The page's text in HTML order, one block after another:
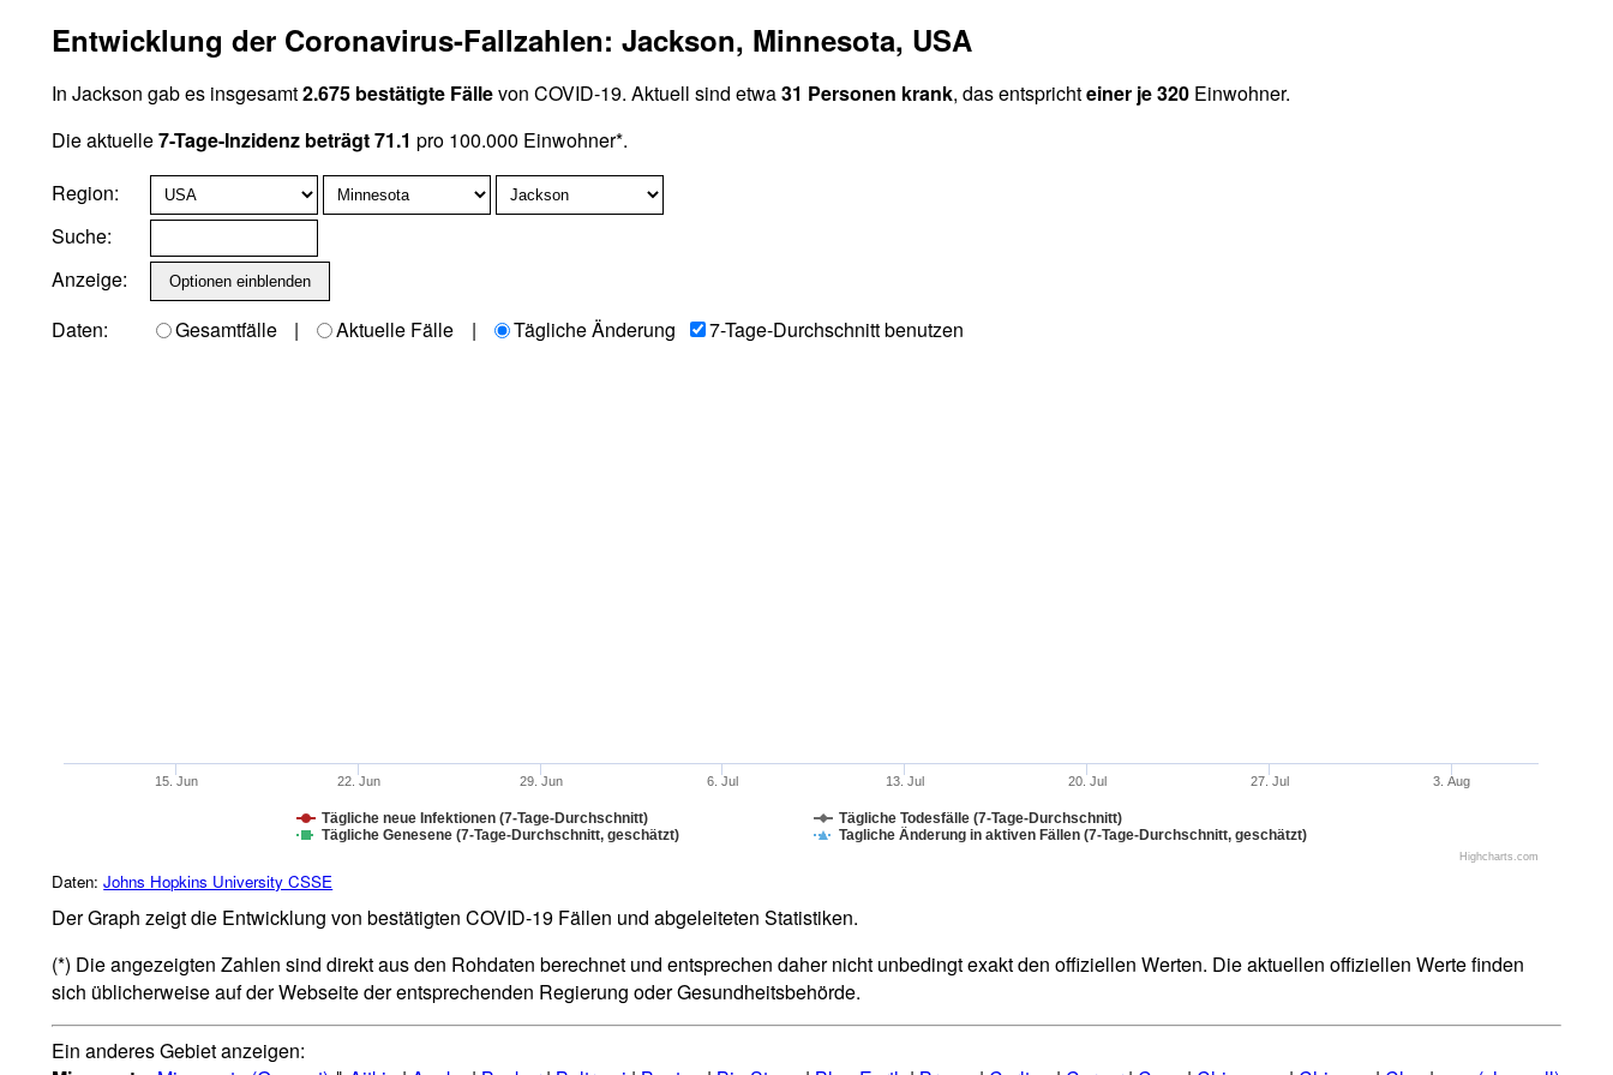
Entwicklung der Coronavirus-Fallzahlen: Jackson, Minnesota, USA
In Jackson gab es insgesamt2.675 bestätigte Fällevon COVID-19. Aktuell sind etwa31 Personen krank, das entsprichteiner je 320 Einwohner.
Die aktuelle7-Tage-Inzidenz beträgt 71.1 pro 100.000 Einwohner*.
Region:
Suche:
Anzeige:
Daten:
Gesamtfälle | Aktuelle Fälle | Tägliche Änderung 7-Tage-Durchschnitt benutzen
Tägliche neue Infektionen (7-Tage-Durchschnitt)
Tägliche Todesfälle (7-Tage-Durchschnitt)
Tägliche Genesene (7-Tage-Durchschnitt, geschätzt)
Tagliche Änderung in aktiven Fällen (7-Tage-Durchschnitt, geschätzt)
15. Jun 22. Jun 29. Jun 6. Jul 13. Jul 20. Jul 27. Jul 3. Aug
Highcharts.com
Daten:Johns Hopkins University CSSE
Der Graph zeigt die Entwicklung von bestätigten COVID-19 Fällen und abgeleiteten Statistiken.
(*) Die angezeigten Zahlen sind direkt aus den Rohdaten berechnet und entsprechen daher nicht unbedingt exakt den offiziellen Werten. Die aktuellen offiziellen Werte finden
sich üblicherweise auf der Webseite der entsprechenden Regierung oder Gesundheitsbehörde.
Ein anderes Gebiet anzeigen: